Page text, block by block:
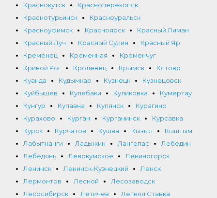
Краснокутск
Красноперекопск
Краснотурьинск
Красноуральск
Красноуфимск
Красноярск
Красный Лиман
Красный Луч
Красный Сулин
Красный Яр
Кременец
Кременная
Кременчуг
Кривой Рог
Кролевец Крымск
Кстово
Куанда
Кудымкар Кузнецк
Кузнецовск
Куйбышев
Кулебаки Куликовка
Кумертау
Кунгур
Купавна Купянск
Курагино
Курахово
Курган Курганинск
Курсавка
Курск
Курчатов Кушва Кызыл
Кыштым
Лабытнанги
Ладыжин Лангепас
Лебедин
Лебедянь
Левокумское
Лениногорск
Ленинск
Ленинск-Кузнецкий
Ленск
Лермонтов
Лесной
Лесозаводск
Лесосибирск
Летичев
Летняя Ставка